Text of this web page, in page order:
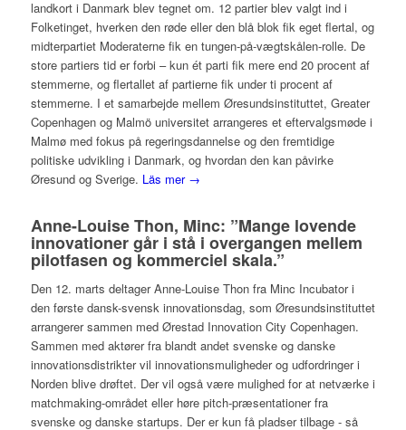
landkort i Danmark blev tegnet om. 12 partier blev valgt ind i
Folketinget, hverken den røde eller den blå blok fik eget flertal, og
midterpartiet Moderaterne fik en tungen-på-vægtskålen-rolle. De
store partiers tid er forbi – kun ét parti fik mere end 20 procent af
stemmerne, og flertallet af partierne fik under ti procent af
stemmerne. I et samarbejde mellem Øresundsinstituttet, Greater
Copenhagen og Malmö universitet arrangeres et eftervalgsmøde i
Malmø med fokus på regeringsdannelse og den fremtidige
politiske udvikling i Danmark, og hvordan den kan påvirke
Øresund og Sverige. Läs mer →
Anne-Louise Thon, Minc: ”Mange lovende
innovationer går i stå i overgangen mellem
pilotfasen og kommerciel skala.”
Den 12. marts deltager Anne-Louise Thon fra Minc Incubator i
den første dansk-svensk innovationsdag, som Øresundsinstituttet
arrangerer sammen med Ørestad Innovation City Copenhagen.
Sammen med aktører fra blandt andet svenske og danske
innovationsdistrikter vil innovationsmuligheder og udfordringer i
Norden blive drøftet. Der vil også være mulighed for at netværke i
matchmaking-området eller høre pitch-præsentationer fra
svenske og danske startups. Der er kun få pladser tilbage - så